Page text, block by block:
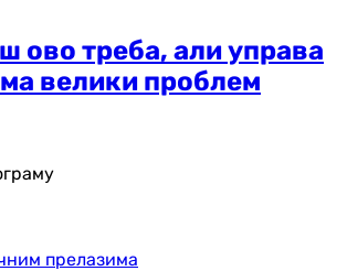
ово треба, али управа
велики проблем
прелазима